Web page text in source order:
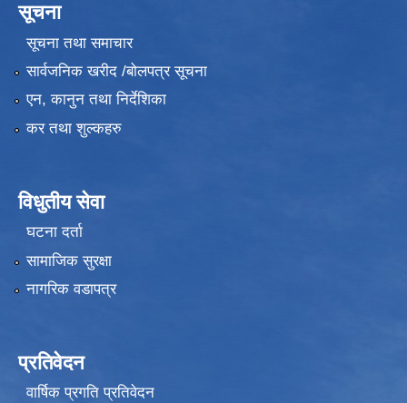
सूचना
सूचना तथा समाचार
सार्वजनिक खरीद /बोलपत्र सूचना
एन, कानुन तथा निर्देशिका
कर तथा शुल्कहरु
विधुतीय सेवा
घटना दर्ता
सामाजिक सुरक्षा
नागरिक वडापत्र
प्रतिवेदन
वार्षिक प्रगति प्रतिवेदन